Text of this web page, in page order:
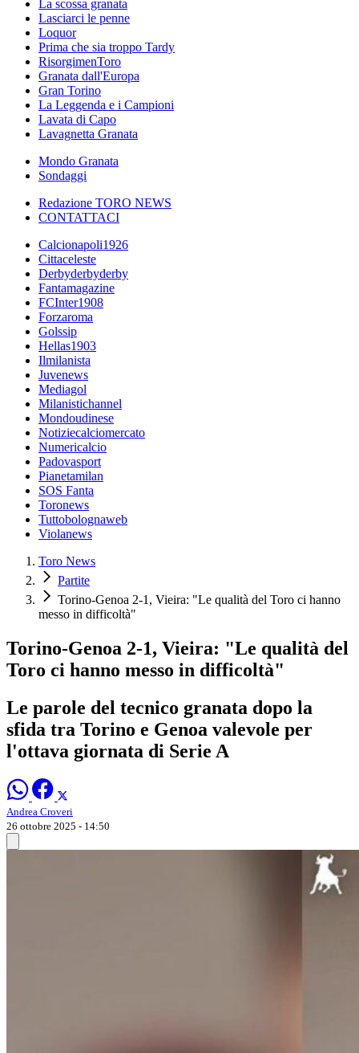
La scossa granata
Lasciarci le penne
Loquor
Prima che sia troppo Tardy
RisorgimenToro
Granata dall'Europa
Gran Torino
La Leggenda e i Campioni
Lavata di Capo
Lavagnetta Granata
Mondo Granata
Sondaggi
Redazione TORO NEWS
CONTATTACI
Calcionapoli1926
Cittaceleste
Derbyderbyderby
Fantamagazine
FCInter1908
Forzaroma
Golssip
Hellas1903
Ilmilanista
Juvenews
Mediagol
Milanistichannel
Mondoudinese
Notiziecalciomercato
Numericalcio
Padovasport
Pianetamilan
SOS Fanta
Toronews
Tuttobolognaweb
Violanews
Toro News
Partite
Torino-Genoa 2-1, Vieira: "Le qualità del Toro ci hanno
messo in difficoltà"
Torino-Genoa 2-1, Vieira: "Le qualità del
Toro ci hanno messo in difficoltà"
Le parole del tecnico granata dopo la
sfida tra Torino e Genoa valevole per
l'ottava giornata di Serie A
Andrea Croveri
26 ottobre 2025 - 14:50